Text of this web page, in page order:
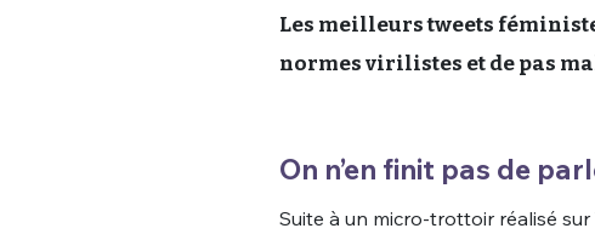
Les meilleurs tweets
normes virilistes et de pas
On n’en finit pas de
Suite à un micro-trottoir réalisé sur